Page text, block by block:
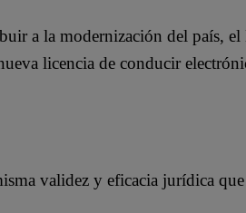
a la modernización del país,
licencia de conducir
validez y eficacia jurídica